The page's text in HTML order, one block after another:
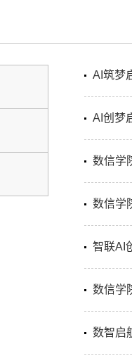
AI筑梦
AI创梦
数信学
数信学
智联AI
数信学
数智启